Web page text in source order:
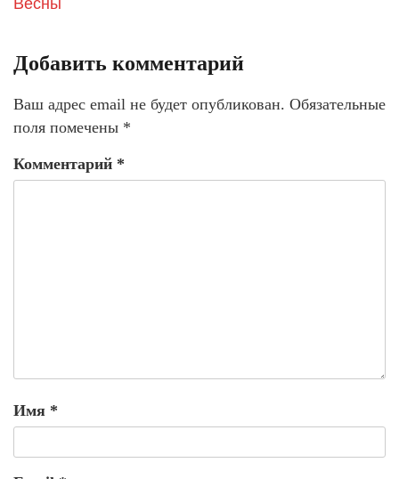
Весны
Добавить комментарий
Ваш адрес email не будет опубликован. Обязательные
поля помечены *
Комментарий *
Имя *